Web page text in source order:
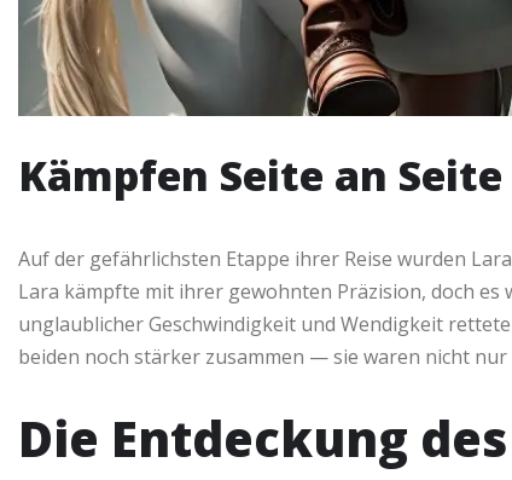
Kämpfen Seite an Seite
Auf der gefährlichsten Etappe ihrer Reise wurden
Lara kämpfte mit ihrer gewohnten Präzision, doch es
unglaublicher Geschwindigkeit und Wendigkeit
beiden noch stärker zusammen — sie waren nicht
Die Entdeckung